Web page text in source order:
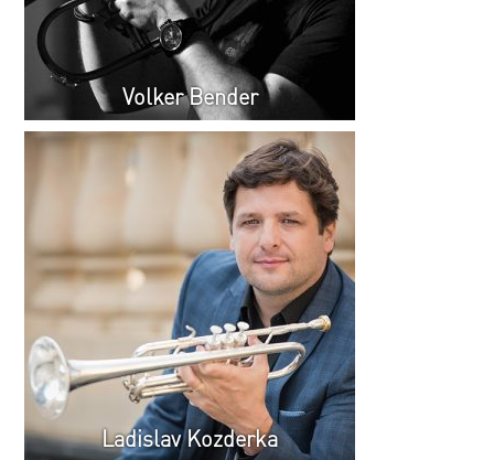
Volker Bender
Ladislav Kozderka